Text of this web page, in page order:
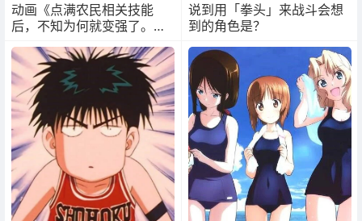
动画《点满农民相关技能
后，不知为何就变强了。》
说到用「拳头」来战斗会想
到的角色是？